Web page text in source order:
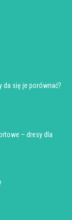
da się je porównać?
– dresy dla